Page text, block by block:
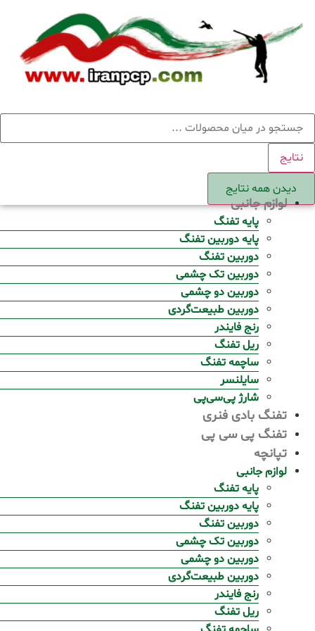
content
جستجو
.
نتایج
دیدن همه نتایج
لوازم جانبی
پایه تفنگ
پایه دوربین تفنگ
دوربین تفنگ
دوربین تک چشمی
دوربین دو چشمی
دوربین طبیعت‌گردی
رنج فایندر
ریل تفنگ
ساچمه تفنگ
سایلنسر
شارژ پی‌سی‌پی
تفنگ بادی فنری
تفنگ پی سی پی
تپانچه
لوازم جانبی
پایه تفنگ
پایه دوربین تفنگ
دوربین تفنگ
دوربین تک چشمی
دوربین دو چشمی
دوربین طبیعت‌گردی
رنج فایندر
ریل تفنگ